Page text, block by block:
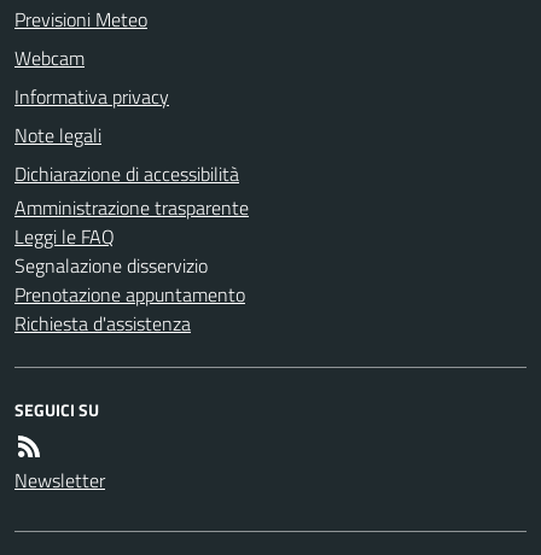
Previsioni Meteo
Webcam
Informativa privacy
Note legali
Dichiarazione di accessibilità
Amministrazione trasparente
Leggi le FAQ
Segnalazione disservizio
Prenotazione appuntamento
Richiesta d'assistenza
SEGUICI SU
Newsletter